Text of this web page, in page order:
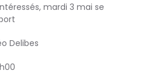
mardi 3 mai se
Delibes